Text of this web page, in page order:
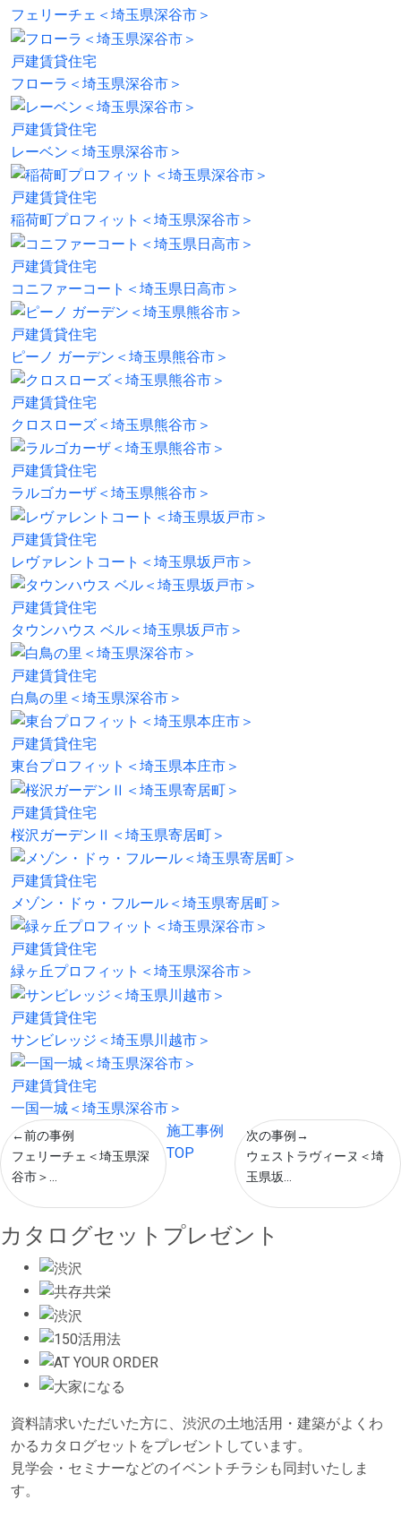
フェリーチェ＜埼玉県深谷市＞
戸建賃貸住宅
フローラ＜埼玉県深谷市＞
戸建賃貸住宅
レーベン＜埼玉県深谷市＞
戸建賃貸住宅
稲荷町プロフィット＜埼玉県深谷市＞
戸建賃貸住宅
コニファーコート＜埼玉県日高市＞
戸建賃貸住宅
ピーノ ガーデン＜埼玉県熊谷市＞
戸建賃貸住宅
クロスローズ＜埼玉県熊谷市＞
戸建賃貸住宅
ラルゴカーザ＜埼玉県熊谷市＞
戸建賃貸住宅
レヴァレントコート＜埼玉県坂戸市＞
戸建賃貸住宅
タウンハウス ベル＜埼玉県坂戸市＞
戸建賃貸住宅
白鳥の里＜埼玉県深谷市＞
戸建賃貸住宅
東台プロフィット＜埼玉県本庄市＞
戸建賃貸住宅
桜沢ガーデンⅡ＜埼玉県寄居町＞
戸建賃貸住宅
メゾン・ドゥ・フルール＜埼玉県寄居町＞
戸建賃貸住宅
緑ヶ丘プロフィット＜埼玉県深谷市＞
戸建賃貸住宅
サンビレッジ＜埼玉県川越市＞
戸建賃貸住宅
一国一城＜埼玉県深谷市＞
←前の事例
フェリーチェ＜埼玉県深
谷市＞...
施工事例
TOP
次の事例→
ウェストラヴィーヌ＜埼
玉県坂...
カタログセットプレゼント
資料請求いただいた方に、渋沢の土地活用・建築がよくわ
かるカタログセットをプレゼントしています。
見学会・セミナーなどのイベントチラシも同封いたしま
す。